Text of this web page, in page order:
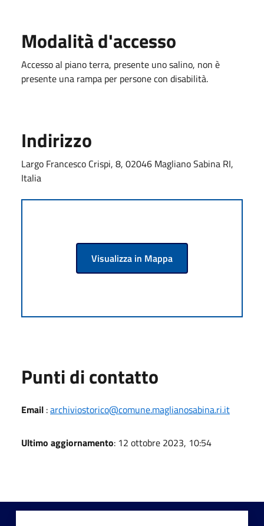
Modalità d'accesso
Accesso al piano terra, presente uno salino, non è
presente una rampa per persone con disabilità.
Indirizzo
Largo Francesco Crispi, 8, 02046 Magliano Sabina RI,
Italia
Visualizza in Mappa
Punti di contatto
Email :archiviostorico@comune.maglianosabina.ri.it
Ultimo aggiornamento: 12 ottobre 2023, 10:54